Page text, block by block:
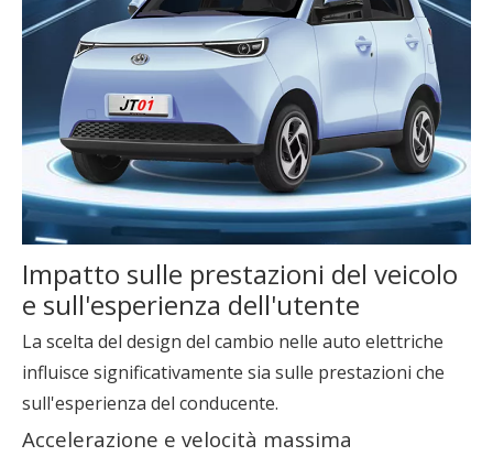
Impatto sulle prestazioni del veicolo
e sull'esperienza dell'utente
La scelta del design del cambio nelle auto elettriche
influisce significativamente sia sulle prestazioni che
sull'esperienza del conducente.
Accelerazione e velocità massima